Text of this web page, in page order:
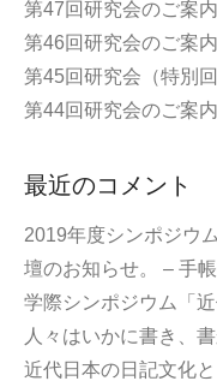
第47回研究会のご案内
第46回研究会のご案内
第45回研究会（特別
第44回研究会のご案内
最近のコメント
2019年度シンポジウ
壇のお知らせ。 – 手
学際シンポジウム「
人々はいかに書き、
近代日本の日記文化